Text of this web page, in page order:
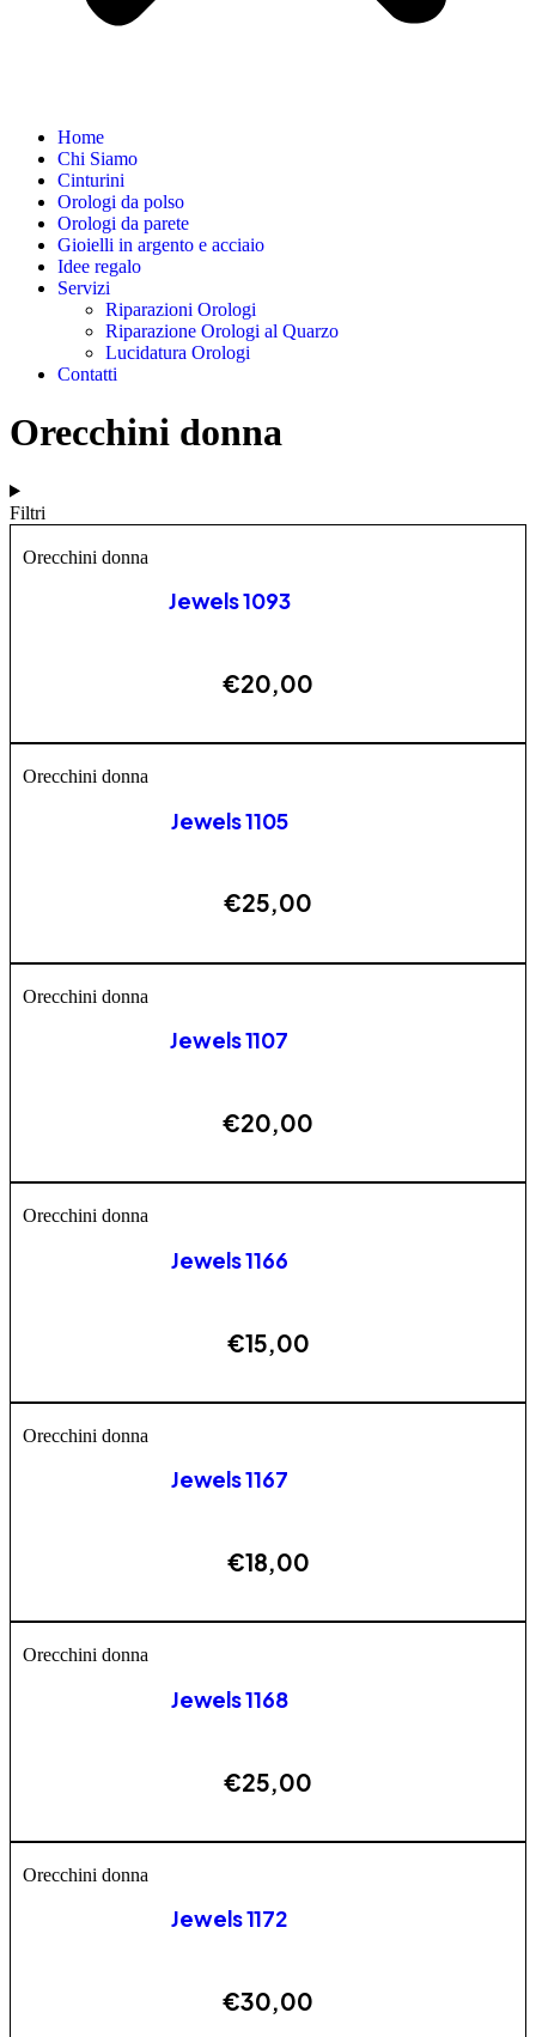
Home
Chi Siamo
Cinturini
Orologi da polso
Orologi da parete
Gioielli in argento e acciaio
Idee regalo
Servizi
Riparazioni Orologi
Riparazione Orologi al Quarzo
Lucidatura Orologi
Contatti
Orecchini donna
Filtri
Orecchini donna
Jewels 1093
€20,00
Orecchini donna
Jewels 1105
€25,00
Orecchini donna
Jewels 1107
€20,00
Orecchini donna
Jewels 1166
€15,00
Orecchini donna
Jewels 1167
€18,00
Orecchini donna
Jewels 1168
€25,00
Orecchini donna
Jewels 1172
€30,00